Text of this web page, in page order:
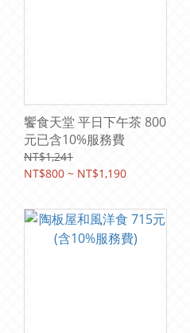
饗食天堂 平日下午茶 800
元已含10%服務費
NT$1,241
NT$800 ~ NT$1,190